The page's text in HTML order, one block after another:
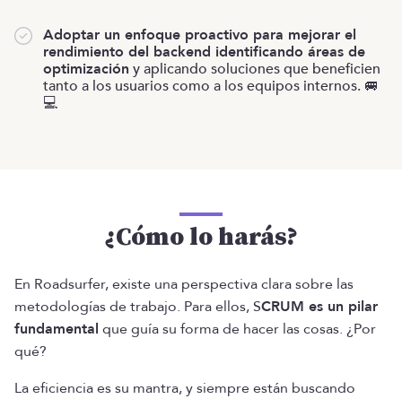
Adoptar un enfoque proactivo para mejorar el
rendimiento del backend identificando áreas de
optimización y aplicando soluciones que beneficien
tanto a los usuarios como a los equipos internos. 🚐
💻
¿Cómo lo harás?
En Roadsurfer, existe una perspectiva clara sobre las
metodologías de trabajo. Para ellos, SCRUM es un pilar
fundamental que guía su forma de hacer las cosas. ¿Por
qué?
La eficiencia es su mantra, y siempre están buscando